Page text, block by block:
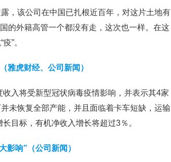
，该公司在中国已扎根近百年，对这片土地有
的外籍高管一个都没有走，这次也一样。在这
”。
雅虎财经、公司新闻）
入将受新型冠状病毒疫情影响，并表示其4家
未恢复全部产能，并且面临着卡车短缺，运输
目标，有机净收入增长将超过3％。
影响”（公司新闻）